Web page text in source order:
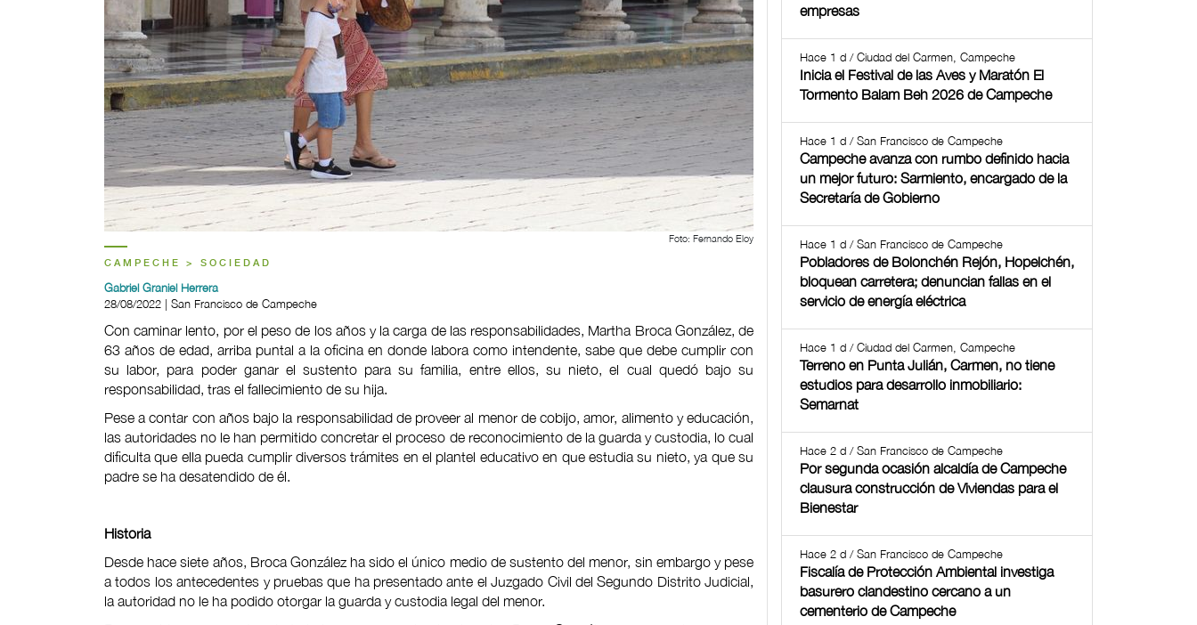
Foto: Fernando Eloy
CAMPECHE > SOCIEDAD
Gabriel Graniel Herrera
28/08/2022 | San Francisco de Campeche
Con caminar lento, por el peso de los años y la carga de las responsabilidades, Martha Broca González, de
63 años de edad, arriba puntal a la oficina en donde labora como intendente, sabe que debe cumplir con
su labor, para poder ganar el sustento para su familia, entre ellos, su nieto, el cual quedó bajo su
responsabilidad, tras el fallecimiento de su hija.
Pese a contar con años bajo la responsabilidad de proveer al menor de cobijo, amor, alimento y educación,
las autoridades no le han permitido concretar el proceso de reconocimiento de la guarda y custodia, lo cual
dificulta que ella pueda cumplir diversos trámites en el plantel educativo en que estudia su nieto, ya que su
padre se ha desatendido de él.
Historia
Desde hace siete años, Broca González ha sido el único medio de sustento del menor, sin embargo y pese
a todos los antecedentes y pruebas que ha presentado ante el Juzgado Civil del Segundo Distrito Judicial,
la autoridad no le ha podido otorgar la guarda y custodia legal del menor.
empresas
Hace 1 d / Ciudad del Carmen, Campeche
Inicia el Festival de las Aves y Maratón El
Tormento Balam Beh 2026 de Campeche
Hace 1 d / San Francisco de Campeche
Campeche avanza con rumbo definido hacia
un mejor futuro: Sarmiento, encargado de la
Secretaría de Gobierno
Hace 1 d / San Francisco de Campeche
Pobladores de Bolonchén Rejón, Hopelchén,
bloquean carretera; denuncian fallas en el
servicio de energía eléctrica
Hace 1 d / Ciudad del Carmen, Campeche
Terreno en Punta Julián, Carmen, no tiene
estudios para desarrollo inmobiliario:
Semarnat
Hace 2 d / San Francisco de Campeche
Por segunda ocasión alcaldía de Campeche
clausura construcción de Viviendas para el
Bienestar
Hace 2 d / San Francisco de Campeche
Fiscalía de Protección Ambiental investiga
basurero clandestino cercano a un
cementerio de Campeche